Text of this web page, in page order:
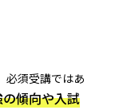
必須受講ではあ
傾向や入試